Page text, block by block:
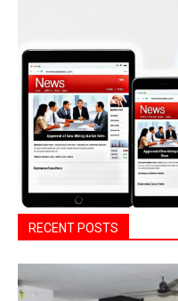
RECENT POSTS